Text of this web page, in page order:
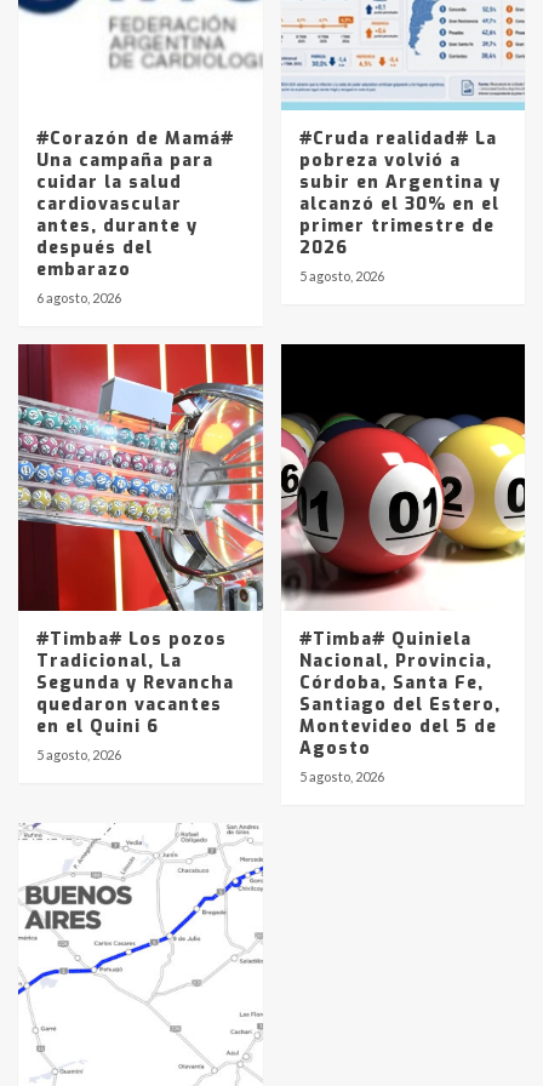
Los precios de los combustibles en
La Pampa, desde YPF hasta Axion
entre 857 a 1338 pesos
#Corazón de Mamá#
Una campaña para
cuidar la salud
cardiovascular
antes, durante y
después del
embarazo
6 agosto, 2026
#Cruda realidad# La
pobreza volvió a
subir en Argentina y
alcanzó el 30% en el
primer trimestre de
2026
5 agosto, 2026
#Timba# Los pozos
Tradicional, La
Segunda y Revancha
quedaron vacantes
en el Quini 6
5 agosto, 2026
#Timba# Quiniela
Nacional, Provincia,
Córdoba, Santa Fe,
Santiago del Estero,
Montevideo del 5 de
Agosto
5 agosto, 2026